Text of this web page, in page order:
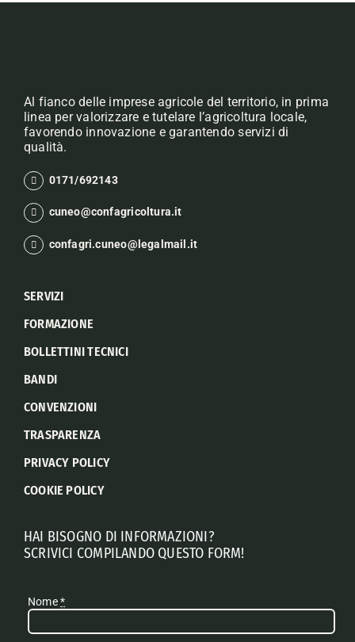
Al fianco delle imprese agricole del territorio, in prima
linea per valorizzare e tutelare l’agricoltura locale,
favorendo innovazione e garantendo servizi di
qualità.
0171/692143
cuneo@confagricoltura.it
confagri.cuneo@legalmail.it
SERVIZI
FORMAZIONE
BOLLETTINI TECNICI
BANDI
CONVENZIONI
TRASPARENZA
PRIVACY POLICY
COOKIE POLICY
HAI BISOGNO DI INFORMAZIONI?
SCRIVICI COMPILANDO QUESTO FORM!
Nome*